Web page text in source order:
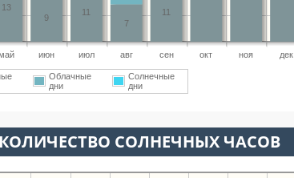
июн июл авг сен окт ноя дек
11
7
11
9
13
Облачные
дни
Солнечные
дни
СОЛНЕЧНЫХ ЧАСОВ